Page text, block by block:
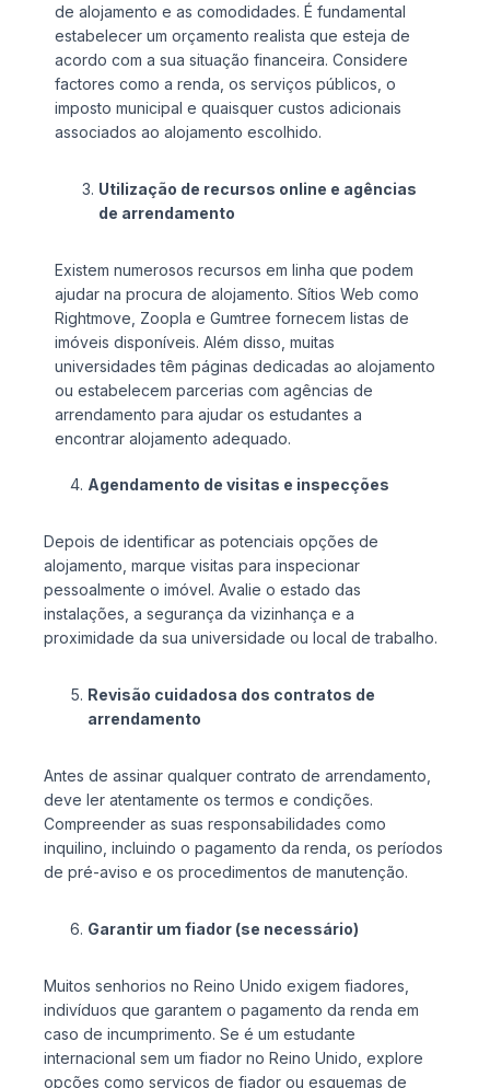
de alojamento e as comodidades. É fundamental
estabelecer um orçamento realista que esteja de
acordo com a sua situação financeira. Considere
factores como a renda, os serviços públicos, o
imposto municipal e quaisquer custos adicionais
associados ao alojamento escolhido.
Utilização de recursos online e agências
de arrendamento
Existem numerosos recursos em linha que podem
ajudar na procura de alojamento. Sítios Web como
Rightmove, Zoopla e Gumtree fornecem listas de
imóveis disponíveis. Além disso, muitas
universidades têm páginas dedicadas ao alojamento
ou estabelecem parcerias com agências de
arrendamento para ajudar os estudantes a
encontrar alojamento adequado.
Agendamento de visitas e inspecções
Depois de identificar as potenciais opções de
alojamento, marque visitas para inspecionar
pessoalmente o imóvel. Avalie o estado das
instalações, a segurança da vizinhança e a
proximidade da sua universidade ou local de trabalho.
Revisão cuidadosa dos contratos de
arrendamento
Antes de assinar qualquer contrato de arrendamento,
deve ler atentamente os termos e condições.
Compreender as suas responsabilidades como
inquilino, incluindo o pagamento da renda, os períodos
de pré-aviso e os procedimentos de manutenção.
Garantir um fiador (se necessário)
Muitos senhorios no Reino Unido exigem fiadores,
indivíduos que garantem o pagamento da renda em
caso de incumprimento. Se é um estudante
internacional sem um fiador no Reino Unido, explore
opções como serviços de fiador ou esquemas de